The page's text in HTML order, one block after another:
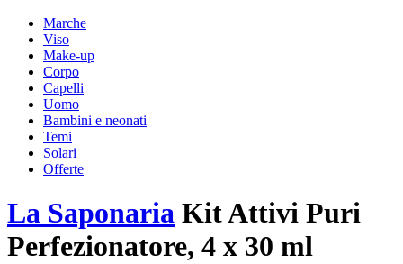
Marche
Viso
Make-up
Corpo
Capelli
Uomo
Bambini e neonati
Temi
Solari
Offerte
La Saponaria Kit Attivi Puri
Perfezionatore, 4 x 30 ml